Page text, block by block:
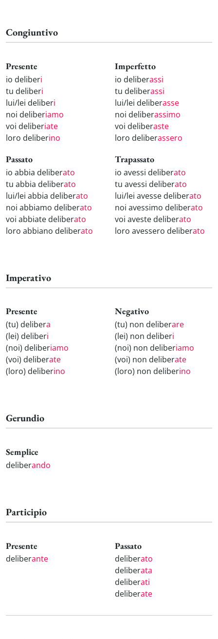
Congiuntivo
Presente
io deliberi
tu deliberi
lui/lei deliberi
noi deliberiamo
voi deliberiate
loro deliberino
Imperfetto
io deliberassi
tu deliberassi
lui/lei deliberasse
noi deliberassimo
voi deliberaste
loro deliberassero
Passato
io abbia deliberato
tu abbia deliberato
lui/lei abbia deliberato
noi abbiamo deliberato
voi abbiate deliberato
loro abbiano deliberato
Trapassato
io avessi deliberato
tu avessi deliberato
lui/lei avesse deliberato
noi avessimo deliberato
voi aveste deliberato
loro avessero deliberato
Imperativo
Presente
(tu) delibera
(lei) deliberi
(noi) deliberiamo
(voi) deliberate
(loro) deliberino
Negativo
(tu) non deliberare
(lei) non deliberi
(noi) non deliberiamo
(voi) non deliberate
(loro) non deliberino
Gerundio
Semplice
deliberando
Participio
Presente
deliberante
Passato
deliberato
deliberata
deliberati
deliberate